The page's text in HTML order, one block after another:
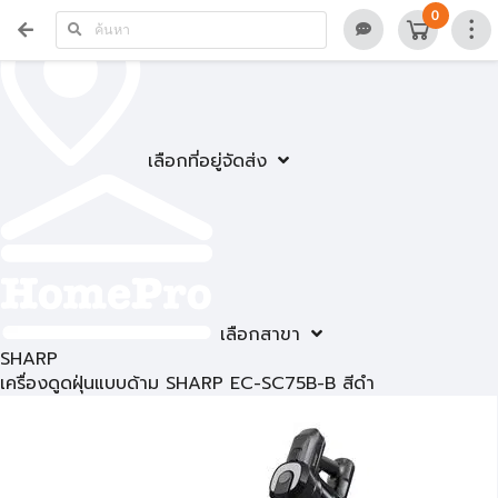
เลือกที่อยู่จัดส่ง
เลือกสาขา
0
SHARP
เครื่องดูดฝุ่นแบบด้าม SHARP EC-SC75B-B สีดำ